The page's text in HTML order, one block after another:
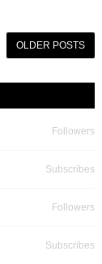
OLDER POSTS
Followers
Subscribes
Followers
Subscribes